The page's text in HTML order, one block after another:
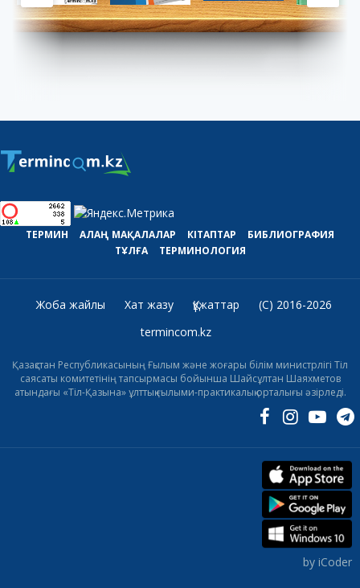
ТЕРМИН АЛАҢ МАҚАЛАЛАР КІТАПТАР
БИБЛИОГРАФИЯ
ТҰЛҒА
ТЕРМИНОЛОГИЯ
Жоба жайлы Хат жазу Құжаттар
(C) 2016-2026
termincom.kz
Қазақстан Республикасының Ғылым және жоғары білім министрлігі Тіл
саясаты комитетінің тапсырмасы бойынша Шайсұлтан Шаяхметов
атындағы «Тіл-Қазына» ұлттық ғылыми-практикалық орталығы әзірледі.
by iCoder